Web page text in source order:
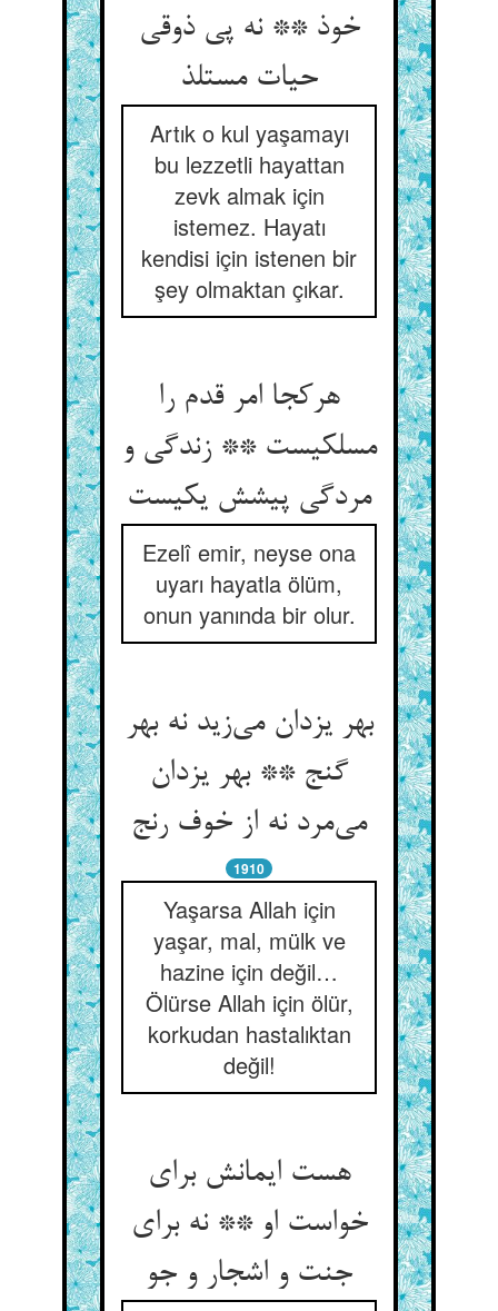
خوذ ** نه پی ذوقی
حیات مستلذ
Artık o kul yaşamayı
bu lezzetli hayattan
zevk almak için
istemez. Hayatı
kendisi için istenen bir
şey olmaktan çıkar.
هرکجا امر قدم را
مسلکیست ** زندگی و
مردگی پیشش یکیست
Ezelî emir, neyse ona
uyarı hayatla ölüm,
onun yanında bir olur.
بهر یزدان می‌زید نه بهر
گنج ** بهر یزدان
می‌مرد نه از خوف رنج
1910
Yaşarsa Allah için
yaşar, mal, mülk ve
hazine için değil…
Ölürse Allah için ölür,
korkudan hastalıktan
değil!
هست ایمانش برای
خواست او ** نه برای
جنت و اشجار و جو